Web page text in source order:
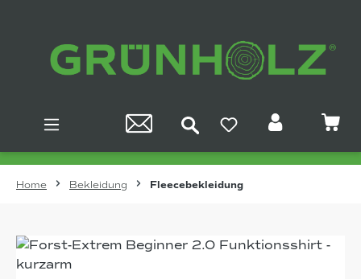
Home Bekleidung Fleecebekleidung
Bildergalerie überspringen